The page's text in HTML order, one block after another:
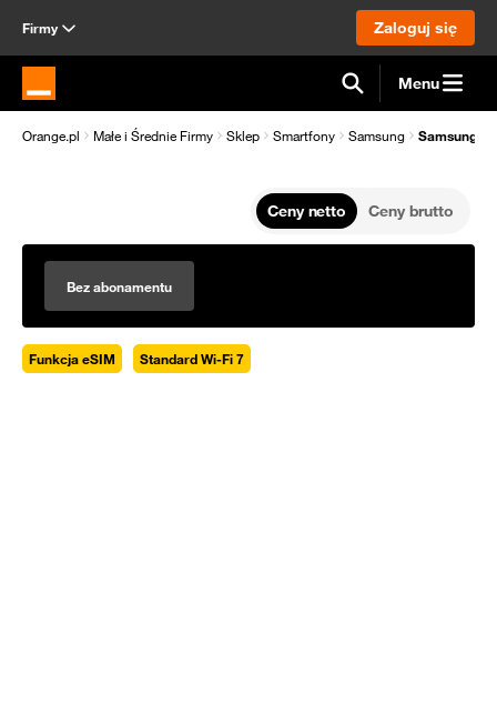
Firmy Zaloguj się
Strona główna Orange.pl Menu
Orange.pl Małe i Średnie Firmy Sklep Smartfony Samsung Samsung
Ceny netto Ceny brutto
Bez abonamentu
Funkcja eSIM Standard Wi-Fi 7